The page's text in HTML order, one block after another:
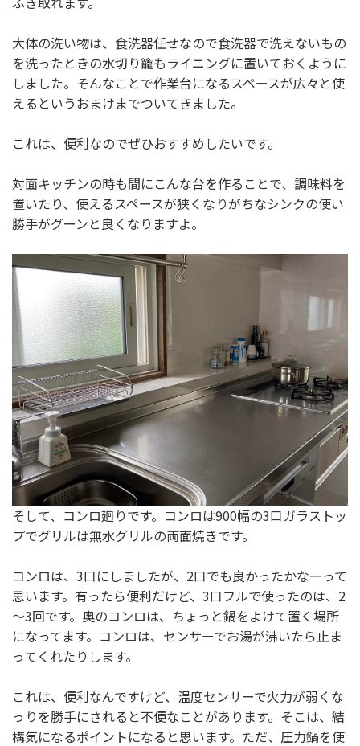
大体の洗い物は、食洗器任せなので食洗器で洗えないもの
を洗ったときの水切り籠もライニングに置いておくように
しました。そんなことで作業台になるスペースが広々と使
えるというおまけまでついてきました。
これは、便利なのでぜひおすすめしたいです。
対面キッチンの時も間にこんな台を作ることで、調味料を
置いたり、使えるスペースが狭くなりがちなシンクの使い
勝手がグーンと良くなりますよ。
そして、コンロ廻りです。コンロは900幅の3口ガラストッ
プでグリルは無水グリルの両面焼きです。
コンロは、3口にしましたが、2口でも良かったかなーって
思います。有ったら便利だけど、3口フルで使ったのは、2
～3回です。奥のコンロは、ちょっと鍋をよけて置く場所
になってます。コンロは、センサーでお湯が沸いたら止ま
ってくれたりします。
これは、便利なんですけど、温度センサーで火力が弱くな
っりを勝手にされると不便なことがあります。そこは、結
構気になるポイントになると思います。ただ、圧力鍋を使